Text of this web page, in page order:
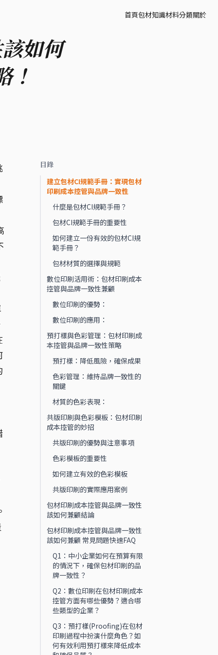
首頁包材知識材料分類關於
如何
！
目錄
建立包材CI規範手冊：實現包材
印刷成本控管與品牌一致性
什麼是包材CI規範手冊？
包材CI規範手冊的重要性
如何建立一份有效的包材CI規
範手冊？
包材材質的選擇與規範
數位印刷活用術：包材印刷成本
控管與品牌一致性兼顧
數位印刷的優勢：
數位印刷的應用：
預打樣與色彩管理：包材印刷成
本控管與品牌一致性策略
預打樣：降低風險，確保成果
色彩管理：維持品牌一致性的
關鍵
材質的色彩表現：
共版印刷與色彩模板：包材印刷
成本控管的妙招
共版印刷的優勢與注意事項
色彩模板的重要性
如何建立有效的色彩模板
共版印刷的實際應用案例
包材印刷成本控管與品牌一致性
該如何兼顧結論
包材印刷成本控管與品牌一致性
該如何兼顧 常見問題快速FAQ
Q1：中小企業如何在預算有限
的情況下，確保包材印刷的品
牌一致性？
Q2：數位印刷在包材印刷成本
控管方面有哪些優勢？適合哪
些類型的企業？
Q3：預打樣(Proofing)在包材
印刷過程中扮演什麼角色？如
何有效利用預打樣來降低成本